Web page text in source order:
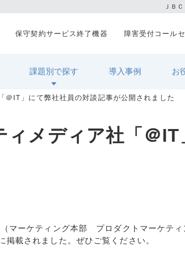
ＪＢ
課題別で探す 導入事例 お
保守契約サービス終了機器 障害受付コール
＠IT」にて弊社社員の対談記事が公開されました
ィメディア社「＠
マーケティング本部 プロダクトマーケテ
載されました。ぜひご覧ください。